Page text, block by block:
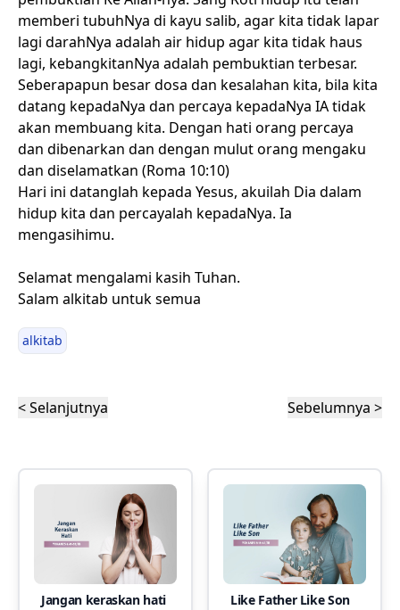
memberi tubuhNya di kayu salib, agar kita tidak lapar
lagi darahNya adalah air hidup agar kita tidak haus
lagi, kebangkitanNya adalah pembuktian terbesar.
Seberapapun besar dosa dan kesalahan kita, bila kita
datang kepadaNya dan percaya kepadaNya IA tidak
akan membuang kita. Dengan hati orang percaya
dan dibenarkan dan dengan mulut orang mengaku
dan diselamatkan (Roma 10:10)
Hari ini datanglah kepada Yesus, akuilah Dia dalam
hidup kita dan percayalah kepadaNya. Ia
mengasihimu.
Selamat mengalami kasih Tuhan.
Salam alkitab untuk semua
alkitab
< Selanjutnya Sebelumnya >
Jangan keraskan hati
Like Father Like Son